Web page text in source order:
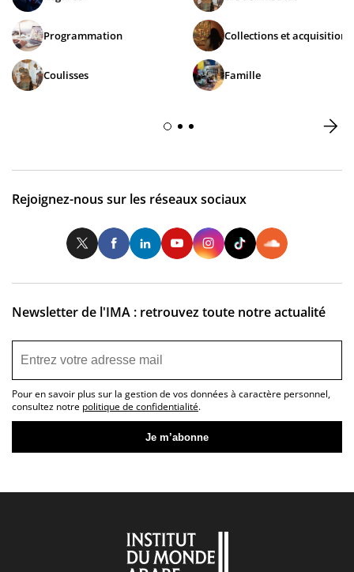
Programmation
Coulisses
Collections et acquisitions
Famille
Rejoignez-nous sur les réseaux sociaux
TwitterFacebookLinkedInYoutubeInstagram
Newsletter de l'IMA : retrouvez toute notre actualité
Pour en savoir plus sur la gestion de vos données à caractère personnel,
consultez notre politique de confidentialité.